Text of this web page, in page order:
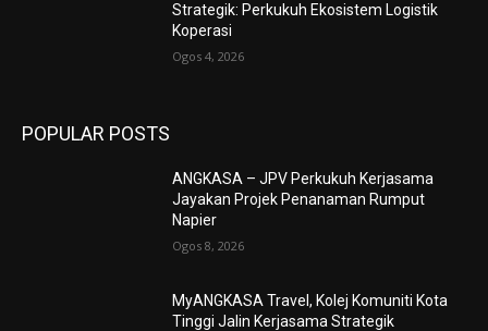
Strategik: Perkukuh Ekosistem Logistik
Koperasi
Ogos 4, 2026
POPULAR POSTS
ANGKASA – JPV Perkukuh Kerjasama
Jayakan Projek Penanaman Rumput
Napier
Ogos 8, 2026
MyANGKASA Travel, Kolej Komuniti Kota
Tinggi Jalin Kerjasama Strategik